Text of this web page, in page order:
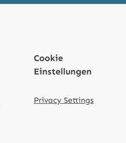
Cookie
Einstellungen
Privacy Settings